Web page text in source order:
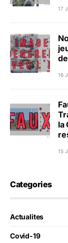
17
16
la
15
Categories
Actualites
Covid-19